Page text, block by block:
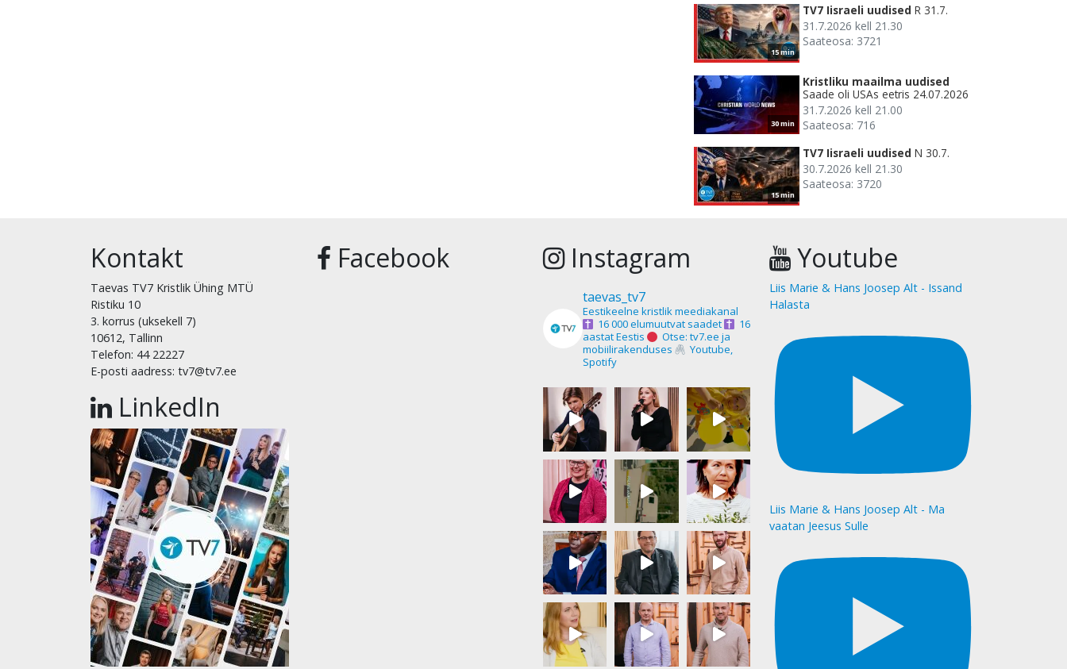
15 min
TV7 Iisraeli uudised R 31.7.
31.7.2026 kell 21.30
Saateosa: 3721
30 min
Kristliku maailma uudised
Saade oli USAs eetris 24.07.2026
31.7.2026 kell 21.00
Saateosa: 716
15 min
TV7 Iisraeli uudised N 30.7.
30.7.2026 kell 21.30
Saateosa: 3720
Kontakt
Taevas TV7 Kristlik Ühing MTÜ
Ristiku 10
3. korrus (uksekell 7)
10612, Tallinn
Telefon: 44 22227
E-posti aadress: tv7@tv7.ee
LinkedIn
Facebook Instagram
taevas_tv7
Eestikeelne kristlik meediakanal
16 000 elumuutvat saadet
16
aastat Eestis
Otse: tv7.ee ja
mobiilirakenduses
Youtube,
Spotify
Youtube
Liis Marie & Hans Joosep Alt - Issand
Halasta
Liis Marie & Hans Joosep Alt - Ma
vaatan Jeesus Sulle